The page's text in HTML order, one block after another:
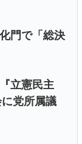
門で「総決
立憲民主
党所属議